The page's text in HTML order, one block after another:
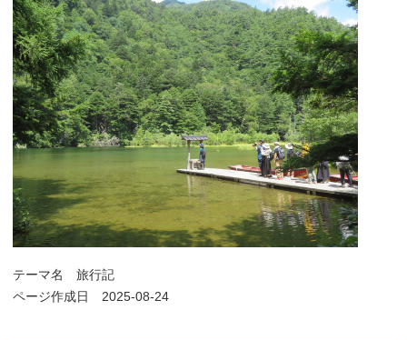
テーマ名 旅行記
ページ作成日 2025-08-24